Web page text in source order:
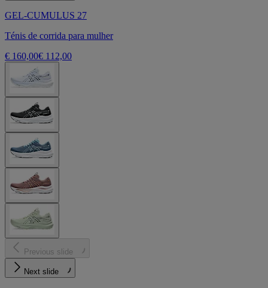
GEL-CUMULUS 27
Ténis de corrida para mulher
€ 160,00€ 112,00
Previous slide
Next slide